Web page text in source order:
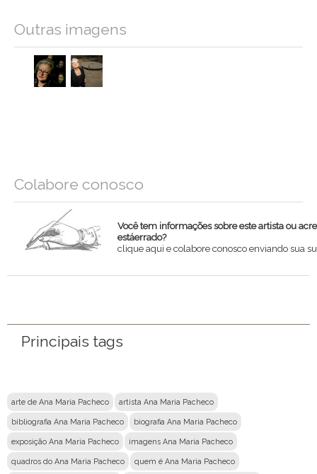
Outras imagens
Colabore conosco
Você tem informações sobre este artista ou
estáerrado?
clique aqui e colabore conosco enviando sua
Principais tags
arte de Ana Maria Pacheco artista Ana Maria Pacheco
bibliografia Ana Maria Pacheco biografia Ana Maria Pacheco
exposição Ana Maria Pacheco imagens Ana Maria Pacheco
quadros do Ana Maria Pacheco quem é Ana Maria Pacheco